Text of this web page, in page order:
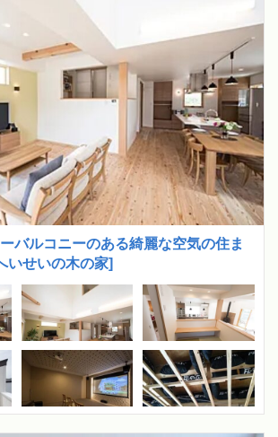
バルコニーのある綺麗な空気の住ま
いせいの木の家]